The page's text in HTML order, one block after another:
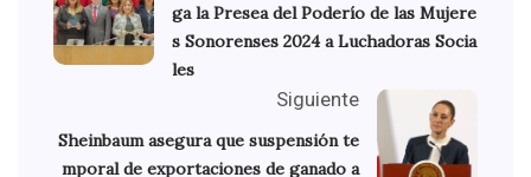
ga la Presea del Poderío de las Mujere
s Sonorenses 2024 a Luchadoras Socia
les
Siguiente
Sheinbaum asegura que suspensión te
mporal de exportaciones de ganado a